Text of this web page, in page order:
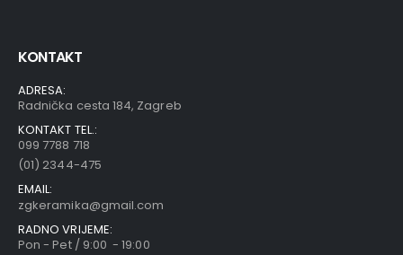
KONTAKT
ADRESA:
Radnička cesta 184, Zagreb
KONTAKT TEL.:
099 7788 718
(01) 2344-475
EMAIL:
zgkeramika@gmail.com
RADNO VRIJEME:
Pon - Pet / 9:00 - 19:00